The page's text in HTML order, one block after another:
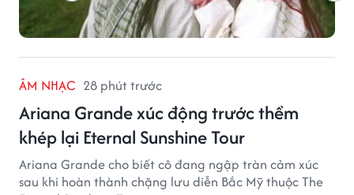
ÂM NHẠC 28 phút trước
Ariana Grande xúc động trước thềm
khép lại Eternal Sunshine Tour
Ariana Grande cho biết cô đang ngập tràn cảm xúc
sau khi hoàn thành chặng lưu diễn Bắc Mỹ thuộc The